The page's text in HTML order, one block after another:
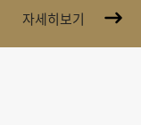
자세히보기